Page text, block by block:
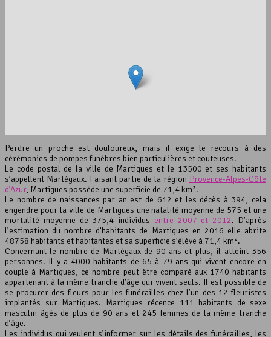
Leaflet, ©OpenStreetMapcontributeurs
interserver coupons
Perdre un proche est douloureux, mais il exige le recours à des
cérémonies de pompes funèbres bien particulières et couteuses.
Le code postal de la ville de Martigues et le 13500 et ses habitants
s’appellent Martégaux. Faisant partie de la région Provence-Alpes-Côte
d’Azur, Martigues possède une superficie de 71,4 km².
Le nombre de naissances par an est de 612 et les décès à 394, cela
engendre pour la ville de Martigues une natalité moyenne de 575 et une
mortalité moyenne de 375,4 individus entre 2007 et 2012. D’après
l’estimation du nombre d’habitants de Martigues en 2016 elle abrite
48758 habitants et habitantes et sa superficie s’élève à 71,4 km².
Concernant le nombre de Martégaux de 90 ans et plus, il atteint 356
personnes. Il y a 4000 habitants de 65 à 79 ans qui vivent encore en
couple à Martigues, ce nombre peut être comparé aux 1740 habitants
appartenant à la même tranche d’âge qui vivent seuls. Il est possible de
se procurer des fleurs pour les funérailles chez l’un des 12 fleuristes
implantés sur Martigues. Martigues récence 111 habitants de sexe
masculin âgés de plus de 90 ans et 245 femmes de la même tranche
d’âge.
Les individus qui veulent s’informer sur les détails des funérailles, les